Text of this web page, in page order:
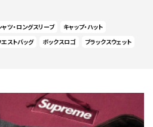
ツ・ロングスリーブ
キャップ・ハット
ストバッグ ボックスロゴ ブラックスウェット